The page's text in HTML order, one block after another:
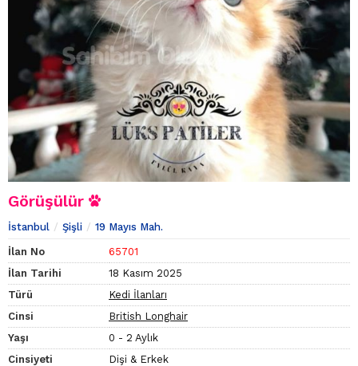
Görüşülür
İstanbul Şişli 19 Mayıs Mah.
İlan No
65701
İlan Tarihi
18 Kasım 2025
Türü
Kedi İlanları
Cinsi
British Longhair
Yaşı
0 - 2 Aylık
Cinsiyeti
Dişi & Erkek